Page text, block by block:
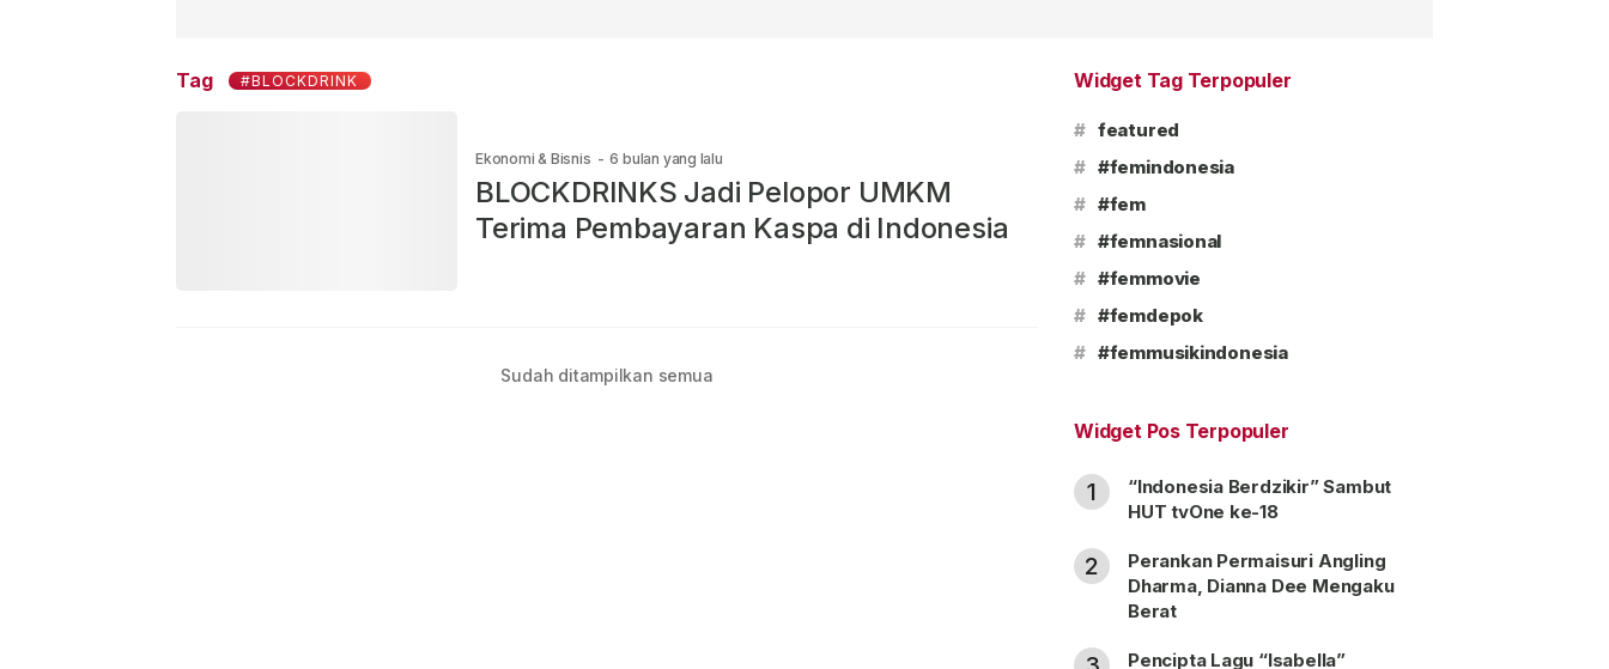
Tag #BLOCKDRINK
Ekonomi & Bisnis - 6 bulan yang lalu
BLOCKDRINKS Jadi Pelopor UMKM
Terima Pembayaran Kaspa di Indonesia
Sudah ditampilkan semua
Widget Tag Terpopuler
# featured
# #femindonesia
# #fem
# #femnasional
# #femmovie
# #femdepok
# #femmusikindonesia
Widget Pos Terpopuler
1
“Indonesia Berdzikir” Sambut
HUT tvOne ke-18
2
Perankan Permaisuri Angling
Dharma, Dianna Dee Mengaku
Berat
Pencipta Lagu “Isabella”